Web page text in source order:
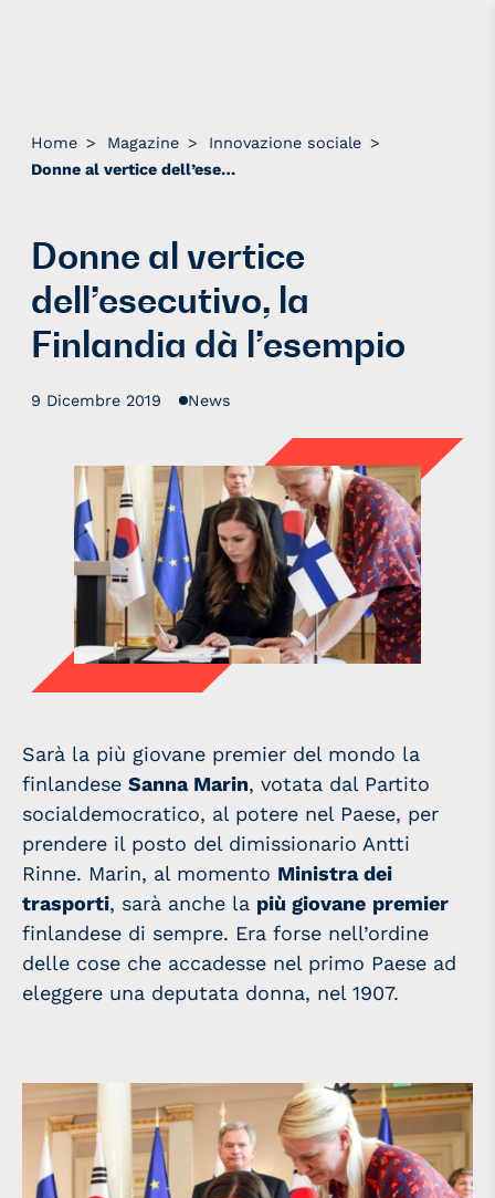
Home > Magazine > Innovazione sociale >
Donne al vertice dell’esecutivo, la Finlandia dà l’esempio
Donne al vertice
dell’esecutivo, la
Finlandia dà l’esempio
9 Dicembre 2019 News
Sarà la più giovane premier del mondo la
finlandese Sanna Marin, votata dal Partito
socialdemocratico, al potere nel Paese, per
prendere il posto del dimissionario Antti
Rinne. Marin, al momento Ministra dei
trasporti, sarà anche la più giovane premier
finlandese di sempre. Era forse nell’ordine
delle cose che accadesse nel primo Paese ad
eleggere una deputata donna, nel 1907.